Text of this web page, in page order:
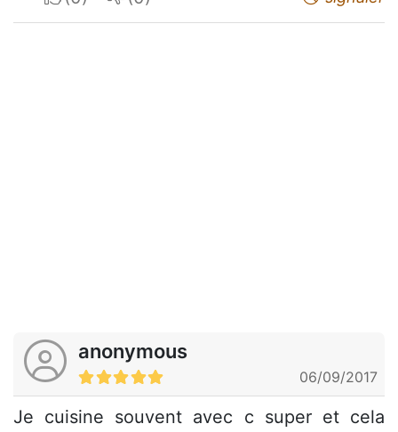
anonymous
06/09/2017
Je cuisine souvent avec c super et cela